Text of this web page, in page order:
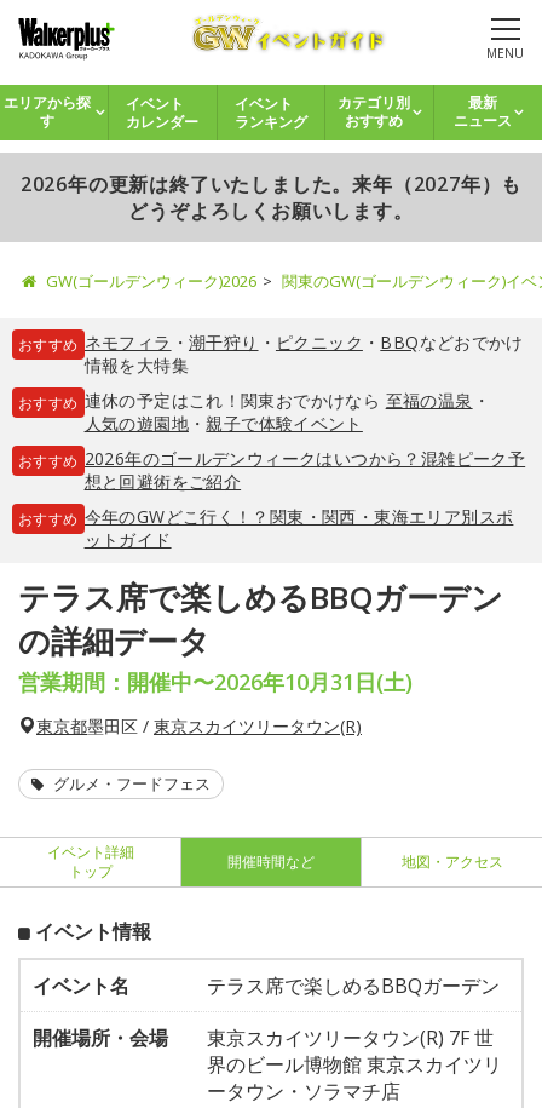
MENU
エリアから探
す
イベント
カレンダー
イベント
ランキング
カテゴリ別
おすすめ
最新
ニュース
2026年の更新は終了いたしました。来年（2027年）も
どうぞよろしくお願いします。
GW(ゴールデンウィーク)2026 関東のGW(ゴールデンウィーク)イ
おすすめ ネモフィラ ・ 潮干狩り ・ ピクニック ・ BBQなどおでかけ
情報を大特集
おすすめ 連休の予定はこれ！関東おでかけなら 至福の温泉 ・
人気の遊園地・親子で体験イベント
おすすめ 2026年のゴールデンウィークはいつから？混雑ピーク予
想と回避術をご紹介
おすすめ 今年のGWどこ行く！？関東・関西・東海エリア別スポ
ットガイド
テラス席で楽しめるBBQガーデン
の詳細データ
営業期間：開催中〜2026年10月31日(土)
東京都墨田区 / 東京スカイツリータウン(R)
グルメ・フードフェス
イベント詳細
トップ
開催時間など 地図・アクセス
イベント情報
イベント名
テラス席で楽しめるBBQガーデン
開催場所・会場
東京スカイツリータウン(R) 7F 世
界のビール博物館 東京スカイツリ
ータウン・ソラマチ店